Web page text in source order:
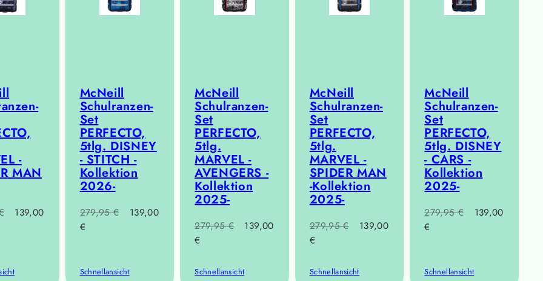
-
MAN
Verkaufspreis
139,00
McNeill
Schulranzen-
Set
PERFECTO,
5tlg. DISNEY
- STITCH -
Kollektion
2026-
Regulärer
Preis
279,95 € Verkaufspreis
139,00
€
Schnellansicht
McNeill
Schulranzen-
Set
PERFECTO,
5tlg.
MARVEL -
AVENGERS -
Kollektion
2025-
Regulärer
Preis
279,95 € Verkaufspreis
139,00
€
Schnellansicht
McNeill
Schulranzen-
Set
PERFECTO,
5tlg.
MARVEL -
SPIDER MAN
-Kollektion
2025-
Regulärer
Preis
279,95 € Verkaufspreis
139,00
€
Schnellansicht
McNeill
Schulranzen-
Set
PERFECTO,
5tlg. DISNEY
- CARS -
Kollektion
2025-
Regulärer
Preis
279,95 € Verkaufspreis
139,00
€
Schnellansicht